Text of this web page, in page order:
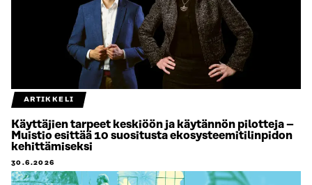
ARTIKKELI
Käyttäjien tarpeet keskiöön ja käytännön pilotteja –
Muistio esittää 10 suositusta ekosysteemitilinpidon
kehittämiseksi
30.6.2026